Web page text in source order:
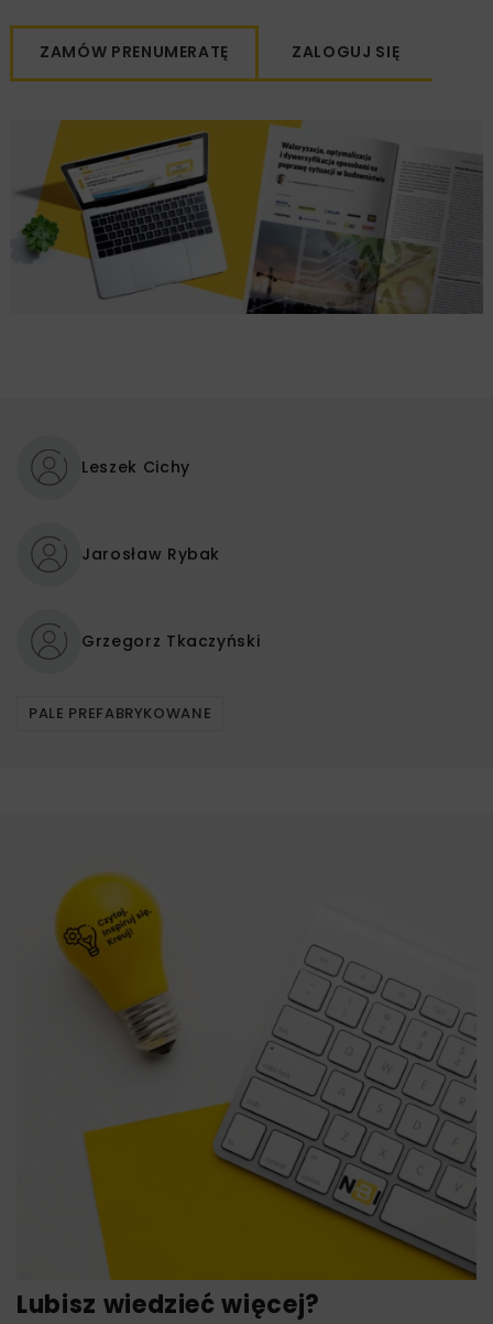
ZAMÓW PRENUMERATĘ ZALOGUJ SIĘ
Leszek Cichy
Jarosław Rybak
Grzegorz Tkaczyński
PALE PREFABRYKOWANE
Lubisz wiedzieć więcej?